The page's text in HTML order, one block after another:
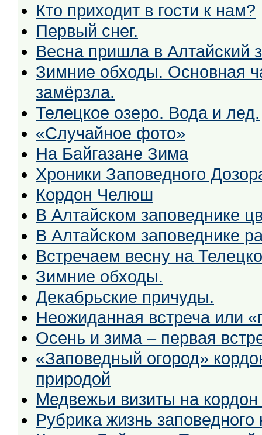
Кто приходит в гости к нам?
Первый снег.
Весна пришла в Алтайский
Зимние обходы. Основная
замёрзла.
Телецкое озеро. Вода и лед.
«Случайное фото»
На Байгазане Зима
Хроники Заповедного
Кордон Челюш
В Алтайском заповеднике
В Алтайском заповеднике
Встречаем весну на
Зимние обходы.
Декабрьские причуды.
Неожиданная встреча или
Осень и зима – первая
«Заповедный огород»
природой
Медвежьи визиты на кордон
Рубрика жизнь